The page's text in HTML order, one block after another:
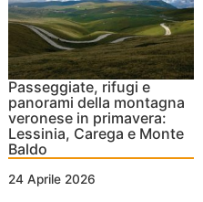
Passeggiate, rifugi e
panorami della montagna
veronese in primavera:
Lessinia, Carega e Monte
Baldo
24 Aprile 2026